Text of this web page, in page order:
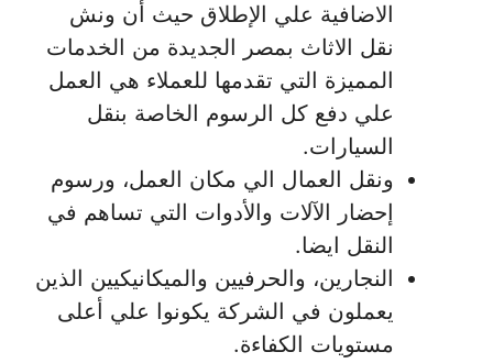
الاضافية علي الإطلاق حيث أن ونش
نقل الاثاث بمصر الجديدة من الخدمات
المميزة التي تقدمها للعملاء هي العمل
علي دفع كل الرسوم الخاصة بنقل
السيارات.
ونقل العمال الي مكان العمل، ورسوم
إحضار الآلات والأدوات التي تساهم في
النقل ايضا.
النجارين، والحرفيين والميكانيكيين الذين
يعملون في الشركة يكونوا علي أعلى
مستويات الكفاءة.